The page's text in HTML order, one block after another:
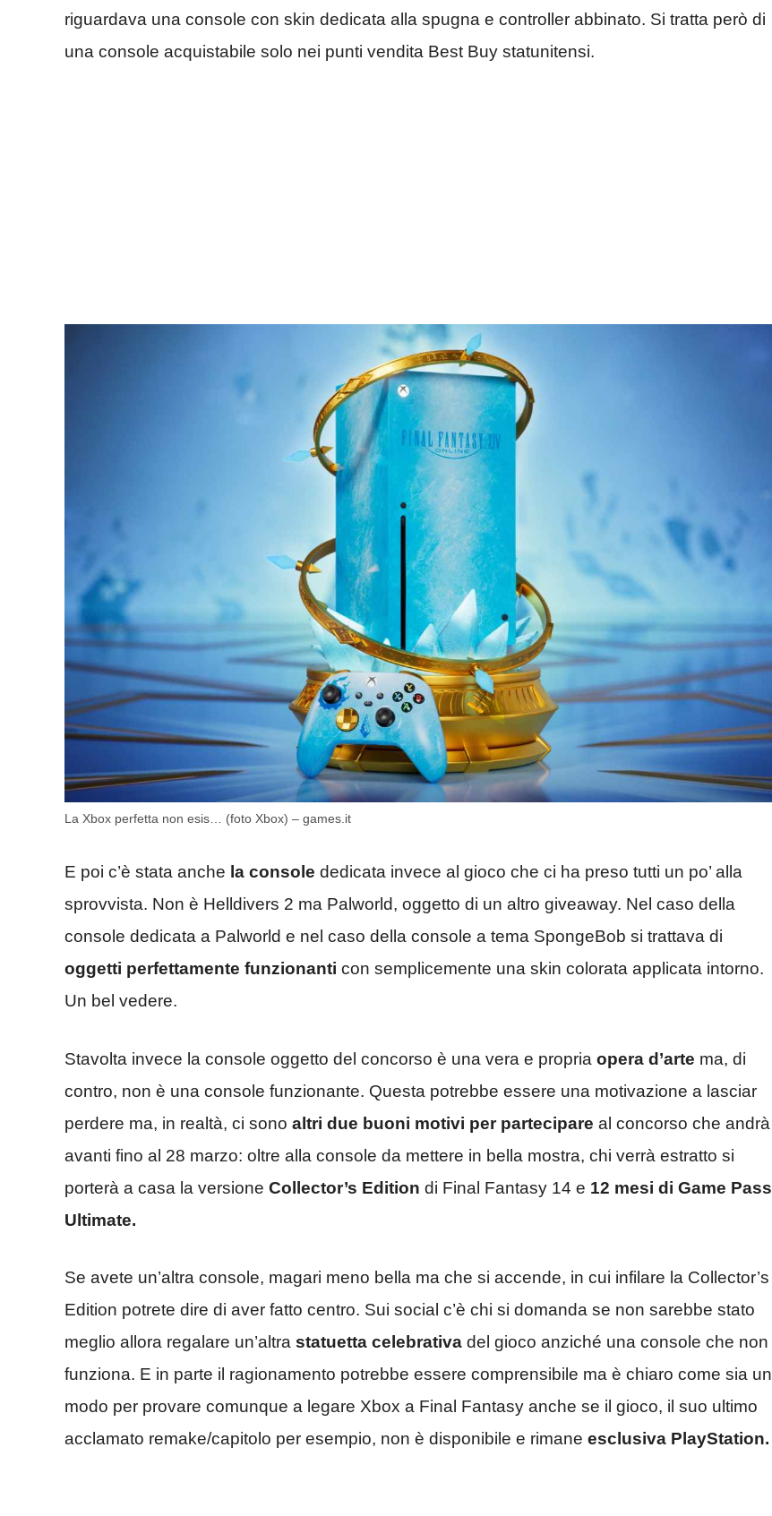
riguardava una console con skin dedicata alla spugna e controller abbinato. Si tratta però di
una console acquistabile solo nei punti vendita Best Buy statunitensi.
La Xbox perfetta non esis… (foto Xbox) – games.it
E poi c’è stata anche la console dedicata invece al gioco che ci ha preso tutti un po’ alla
sprovvista. Non è Helldivers 2 ma Palworld, oggetto di un altro giveaway. Nel caso della
console dedicata a Palworld e nel caso della console a tema SpongeBob si trattava di
oggetti perfettamente funzionanti con semplicemente una skin colorata applicata intorno.
Un bel vedere.
Stavolta invece la console oggetto del concorso è una vera e propria opera d’arte ma, di
contro, non è una console funzionante. Questa potrebbe essere una motivazione a lasciar
perdere ma, in realtà, ci sono altri due buoni motivi per partecipare al concorso che andrà
avanti fino al 28 marzo: oltre alla console da mettere in bella mostra, chi verrà estratto si
porterà a casa la versione Collector’s Edition di Final Fantasy 14 e 12 mesi di Game Pass
Ultimate.
Se avete un’altra console, magari meno bella ma che si accende, in cui infilare la Collector’s
Edition potrete dire di aver fatto centro. Sui social c’è chi si domanda se non sarebbe stato
meglio allora regalare un’altra statuetta celebrativa del gioco anziché una console che non
funziona. E in parte il ragionamento potrebbe essere comprensibile ma è chiaro come sia un
modo per provare comunque a legare Xbox a Final Fantasy anche se il gioco, il suo ultimo
acclamato remake/capitolo per esempio, non è disponibile e rimane esclusiva PlayStation.